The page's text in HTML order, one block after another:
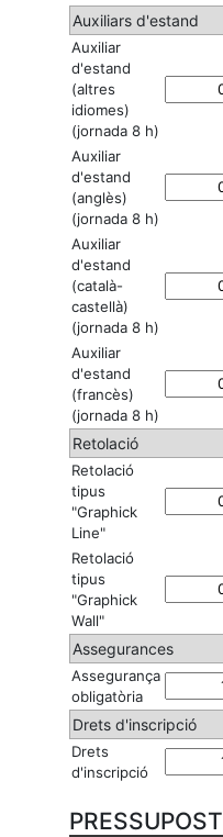
Auxiliars d'estand
Auxiliar
d'estand
(altres
idiomes)
(jornada 8 h)
Auxiliar
d'estand
(anglès)
(jornada 8 h)
Auxiliar
d'estand
(català-
castellà)
(jornada 8 h)
Auxiliar
d'estand
(francès)
(jornada 8 h)
Retolació
Retolació
tipus
"Graphick
Line"
Retolació
tipus
"Graphick
Wall"
Assegurances
Assegurança
obligatòria
Drets d'inscripció
Drets
d'inscripció
PRESSUPOST